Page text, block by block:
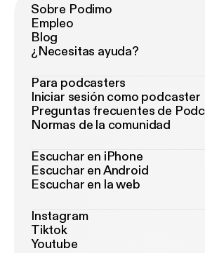
Sobre Podimo
Empleo
Blog
¿Necesitas ayuda?
Para podcasters
Iniciar sesión como podcaster
Preguntas frecuentes de
Normas de la comunidad
Escuchar en iPhone
Escuchar en Android
Escuchar en la web
Instagram
Tiktok
Youtube